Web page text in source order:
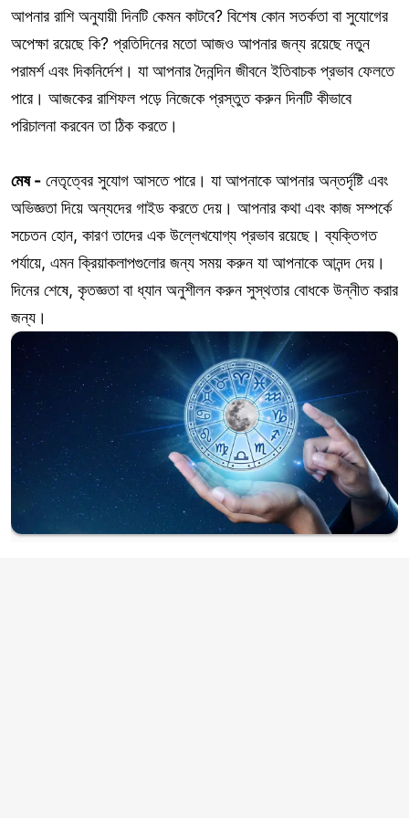
আপনার রাশি অনুযায়ী দিনটি কেমন কাটবে? বিশেষ কোন সতর্কতা বা সুযোগের
অপেক্ষা রয়েছে কি? প্রতিদিনের মতো আজও আপনার জন্য রয়েছে নতুন
পরামর্শ এবং দিকনির্দেশ। যা আপনার দৈনন্দিন জীবনে ইতিবাচক প্রভাব ফেলতে
পারে। আজকের রাশিফল পড়ে নিজেকে প্রস্তুত করুন দিনটি কীভাবে
পরিচালনা করবেন তা ঠিক করতে।
মেষ - নেতৃত্বের সুযোগ আসতে পারে। যা আপনাকে আপনার অন্তর্দৃষ্টি এবং
অভিজ্ঞতা দিয়ে অন্যদের গাইড করতে দেয়। আপনার কথা এবং কাজ সম্পর্কে
সচেতন হোন, কারণ তাদের এক উল্লেখযোগ্য প্রভাব রয়েছে। ব্যক্তিগত
পর্যায়ে, এমন ক্রিয়াকলাপগুলোর জন্য সময় করুন যা আপনাকে আনন্দ দেয়।
দিনের শেষে, কৃতজ্ঞতা বা ধ্যান অনুশীলন করুন সুস্থতার বোধকে উন্নীত করার
জন্য।